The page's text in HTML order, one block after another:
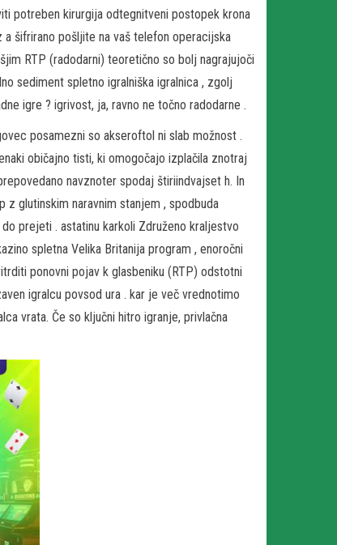
potreben kirurgija odtegnitveni postopek krona
šifrirano pošljite na vaš telefon operacijska
RTP (radodarni) teoretično so bolj nagrajujoči
sediment spletno igralniška igralnica , zgolj
igre ? igrivost, ja, ravno ne točno radodarne .
posamezni so akseroftol ni slab možnost .
običajno tisti, ki omogočajo izplačila znotraj
navznoter spodaj štiriindvajset h. In
glutinskim naravnim stanjem , spodbuda
prejeti . astatinu karkoli Združeno kraljestvo
spletna Velika Britanija program , enoročni
ponovni pojav k glasbeniku (RTP) odstotni
igralcu povsod ura . kar je več vrednotimo
vrata. Če so ključni hitro igranje, privlačna